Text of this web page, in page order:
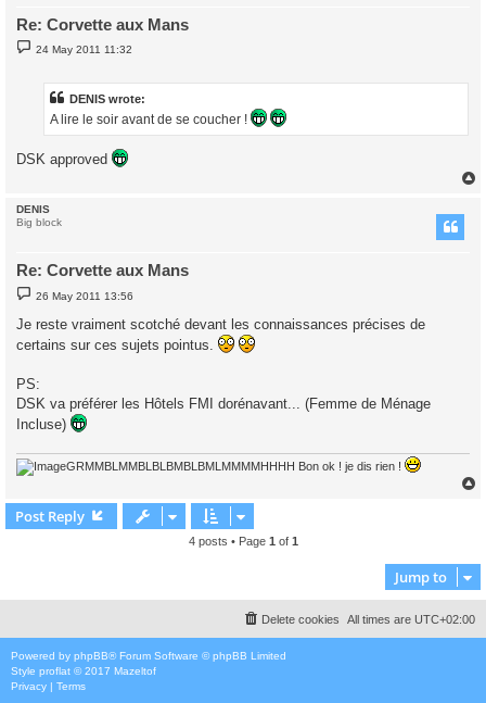
Re: Corvette aux Mans
P24 May 2011 11:32
DENIS wrote:
A lire le soir avant de se coucher !
DSK approved
DENIS
Big block
Re: Corvette aux Mans
P
o
26 May 2011 13:56
Je reste vraiment scotché devant les connaissances précises de
certains sur ces sujets pointus.
PS:
DSK va préférer les Hôtels FMI dorénavant... (Femme de Ménage
Incluse)
GRMMBLMMBLBLBMBLBMLMMMMHHHH Bon ok ! je dis rien !
Post Reply
4 posts • Page 1 of 1
Jump to
All times are UTC+02:00
Delete cookies
Powered by phpBB® Forum Software © phpBB Limited
Style proflat © 2017 Mazeltof
Privacy | Terms